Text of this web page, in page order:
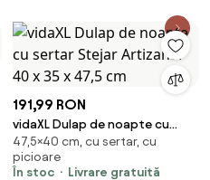
191,99 RON
vidaXL Dulap de noapte cu
sertar Stejar Artizanal 40 x 35 x
47,5 cm
47,5×40 cm, cu sertar, cu
picioare
În stoc
Livrare gratuită